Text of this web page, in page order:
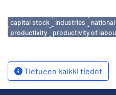
Avainsanat
capital stock industries
productivity
productivity of
Tietueen kaikki tiedot